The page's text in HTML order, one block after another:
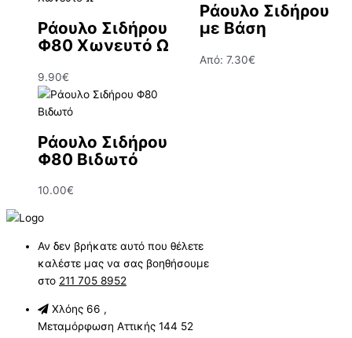
Ράουλο Σιδήρου
Φ80 Χωνευτό Ω
9.90€
Ράουλο Σιδήρου
με Βάση
Από: 7.30€
Ράουλο Σιδήρου
Φ80 Βιδωτό
10.00€
Αν δεν βρήκατε αυτό που θέλετε
καλέστε μας να σας βοηθήσουμε
στο 211 705 8952
Χλόης 66 ,
Μεταμόρφωση Αττικής 144 52